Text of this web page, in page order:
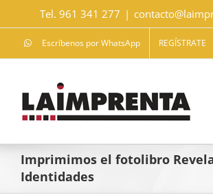
Tel. 961 341 277 |
Escríbenos por WhatsApp REGÍSTRATE
Imprimimos el fotolibro
Identidades